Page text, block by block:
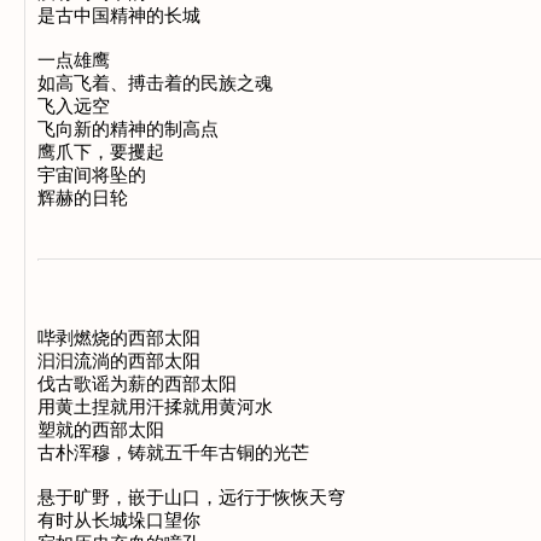
是古中国精神的长城
一点雄鹰
如高飞着、搏击着的民族之魂
飞入远空
飞向新的精神的制高点
鹰爪下，要攫起
宇宙间将坠的
哔剥燃烧的西部太阳
汩汩流淌的西部太阳
伐古歌谣为薪的西部太阳
用黄土捏就用汗揉就用黄河水
塑就的西部太阳
古朴浑穆，铸就五千年古铜的光芒
悬于旷野，嵌于山口，远行于恢恢天穹
有时从长城垛口望你